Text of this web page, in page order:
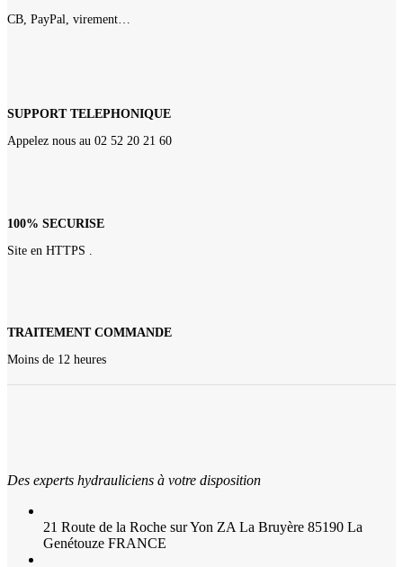
CB, PayPal, virement…
SUPPORT TELEPHONIQUE
Appelez nous au 02 52 20 21 60
100% SECURISE
Site en HTTPS .
TRAITEMENT COMMANDE
Moins de 12 heures
Des experts hydrauliciens à votre disposition
21 Route de la Roche sur Yon ZA La Bruyère 85190 La
Genétouze FRANCE